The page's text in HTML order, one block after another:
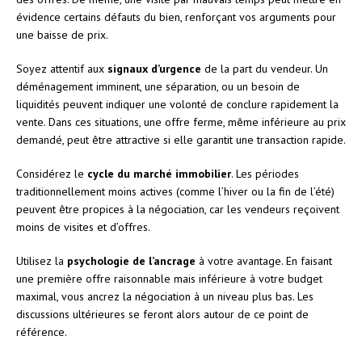
évidence certains défauts du bien, renforçant vos arguments pour
une baisse de prix.
Soyez attentif aux signaux d’urgence de la part du vendeur. Un
déménagement imminent, une séparation, ou un besoin de
liquidités peuvent indiquer une volonté de conclure rapidement la
vente. Dans ces situations, une offre ferme, même inférieure au prix
demandé, peut être attractive si elle garantit une transaction rapide.
Considérez le cycle du marché immobilier. Les périodes
traditionnellement moins actives (comme l’hiver ou la fin de l’été)
peuvent être propices à la négociation, car les vendeurs reçoivent
moins de visites et d’offres.
Utilisez la psychologie de l’ancrage à votre avantage. En faisant
une première offre raisonnable mais inférieure à votre budget
maximal, vous ancrez la négociation à un niveau plus bas. Les
discussions ultérieures se feront alors autour de ce point de
référence.